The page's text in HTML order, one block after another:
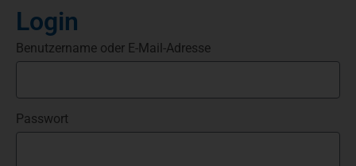
Login
Benutzername oder E-Mail-Adresse
Passwort